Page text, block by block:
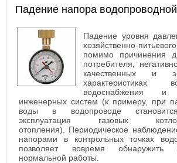
Падение напора водопроводной
Падение уровня
хозяйственно-
помимо причинения
потребителя,
качественных и
характеристиках
водоснабжения и
инженерных систем (к примеру, при
воды в водопроводе
эксплуатация газовых
отопления). Периодическое
напорами в контрольных точках
позволяет вовремя обнаружить
нормальной работы.